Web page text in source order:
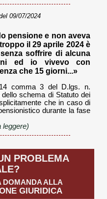
09/07/2024
pensione e non aveva
il 29 aprile 2024 è
soffrire di alcuna
ed io vivevo con
che 15 giorni...»
14 comma 3 del D.lgs. n.
schema di Statuto dei
che in caso di
durante la fase
leggere)
PROBLEMA
DOMANDA ALLA
GIURIDICA